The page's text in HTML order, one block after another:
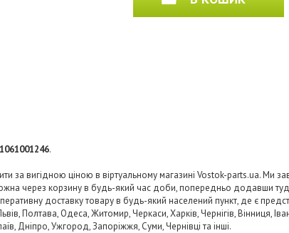
1061001246.
за вигідною ціною в віртуальному магазині Vostok-parts.ua. Ми
через корзину в будь-який час доби, попередньо додавши
доставку товару в будь-який населений пункт, де є
Полтава, Одеса, Житомир, Черкаси, Харків, Чернігів, Вінниця,
Дніпро, Ужгород, Запоріжжя, Суми, Чернівці та інші.